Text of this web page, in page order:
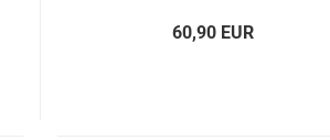
60,90 EUR